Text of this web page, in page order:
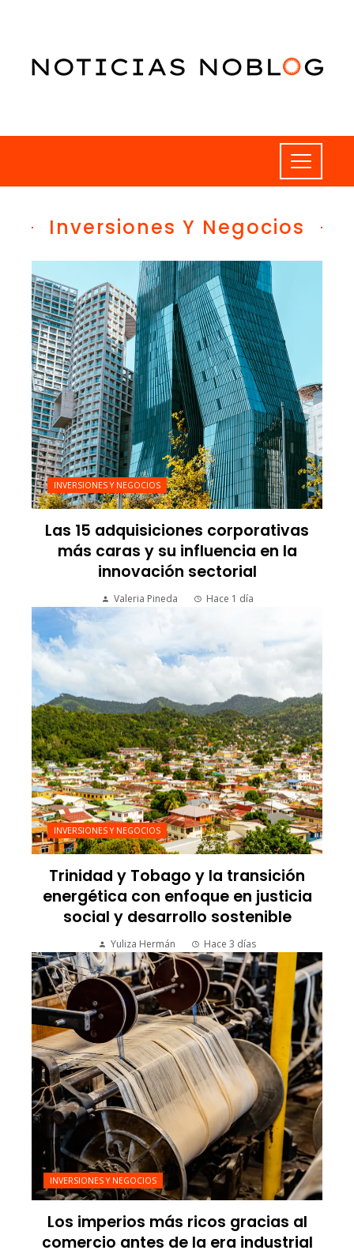
Inversiones Y Negocios
INVERSIONES Y NEGOCIOS
Las 15 adquisiciones corporativas
más caras y su influencia en la
innovación sectorial
Valeria Pineda Hace 1 día
INVERSIONES Y NEGOCIOS
Trinidad y Tobago y la transición
energética con enfoque en justicia
social y desarrollo sostenible
Yuliza Hermán Hace 3 días
INVERSIONES Y NEGOCIOS
Los imperios más ricos gracias al
comercio antes de la era industrial